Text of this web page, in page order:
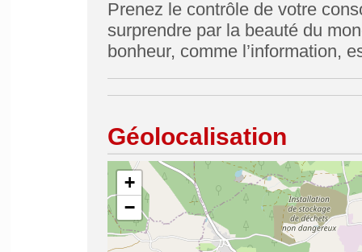
Prenez le contrôle de votre
surprendre par la beauté du
bonheur, comme l’information,
Géolocalisation
+
−